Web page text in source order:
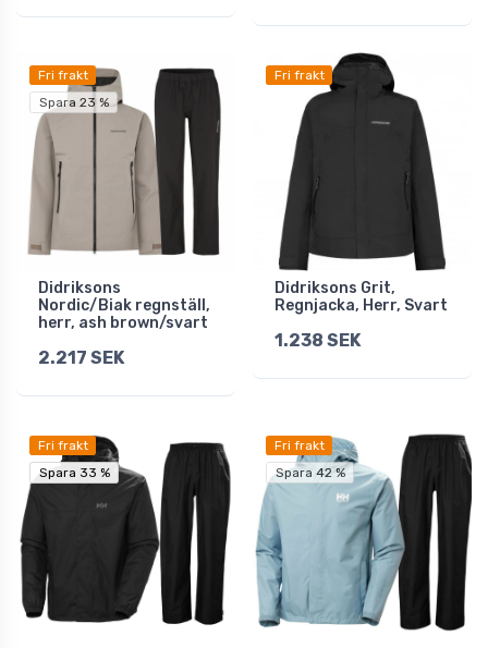
Fri frakt
Spara 23 %
Didriksons
Nordic/Biak regnställ,
herr, ash brown/svart
2.217 SEK
Fri frakt
Didriksons Grit,
Regnjacka, Herr, Svart
1.238 SEK
Fri frakt
Spara 33 %
Spara 33 %
Fri frakt
Spara 42 %